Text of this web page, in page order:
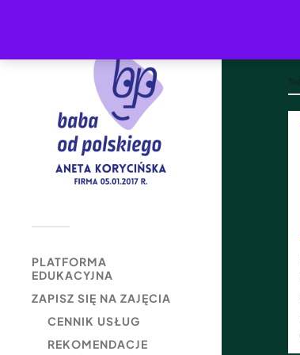
PLATFORMA
EDUKACYJNA
ZAPISZ SIĘ NA ZAJĘCIA
CENNIK USŁUG
REKOMENDACJE